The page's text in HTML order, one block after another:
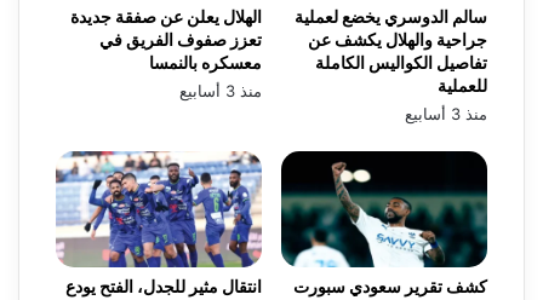
الهلال يعلن عن صفقة جديدة
تعزز صفوف الفريق في
معسكره بالنمسا
منذ 3 أسابيع
سالم الدوسري يخضع لعملية
جراحية والهلال يكشف عن
تفاصيل الكواليس الكاملة
للعملية
منذ 3 أسابيع
انتقال مثير للجدل، الفتح يودع
كشف تقرير سعودي سبورت